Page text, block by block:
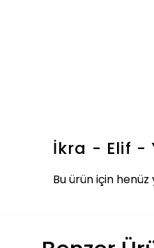
İkra - Elif -
Bu ürün için henüz